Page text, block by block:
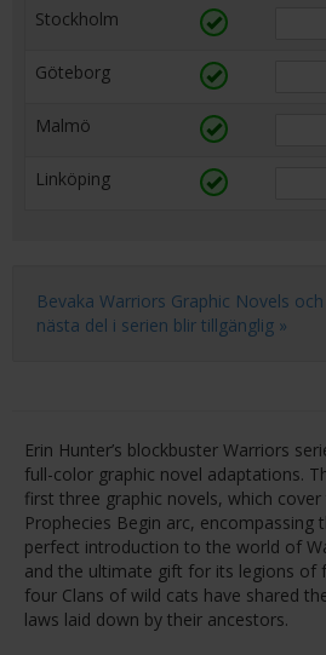
Stockholm
Göteborg
Malmö
Linköping
Bevaka Warriors Graphic Novels
nästa del i serien blir tillgänglig »
Erin Hunter’s blockbuster Warriors
full-color graphic novel adaptations.
first three graphic novels, which
Prophecies Begin arc, encompassing
perfect introduction to the world of
and the ultimate gift for its legions of
four Clans of wild cats have shared
laws laid down by their ancestors.